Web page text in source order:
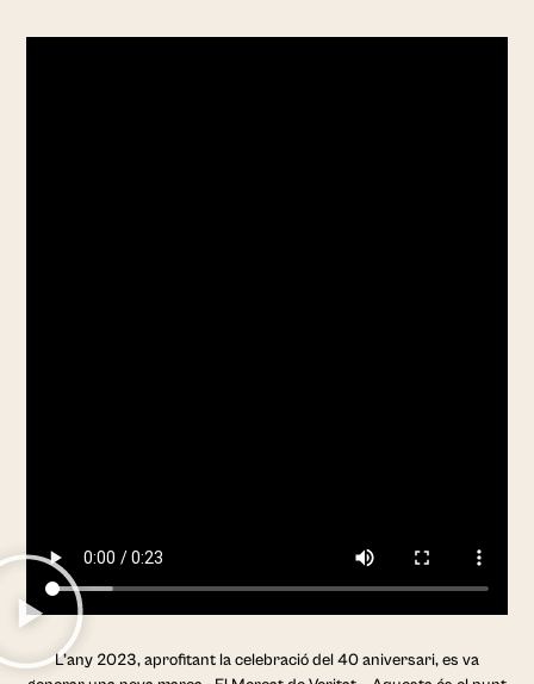
L’any 2023, aprofitant la celebració del 40 aniversari, es va